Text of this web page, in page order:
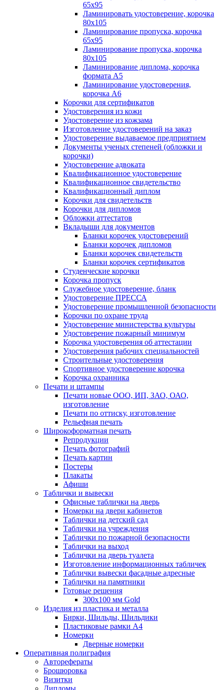
65х95
Ламинировать удостоверение, корочка
80х105
Ламинирование пропуска, корочка
65х95
Ламинирование пропуска, корочка
80х105
Ламинирование диплома, корочка
формата А5
Ламинирование удостоверения,
корочка А6
Корочки для сертификатов
Удостоверения из кожи
Удостоверение из кожзама
Изготовление удостоверений на заказ
Удостоверение выдаваемое предприятием
Документы ученых степеней (обложки и
корочки)
Удостоверение адвоката
Квалификационное удостоверение
Квалификационное свидетельство
Квалификационный диплом
Корочки для свидетельств
Корочки для дипломов
Обложки аттестатов
Вкладыши для документов
Бланки корочек удостоверений
Бланки корочек дипломов
Бланки корочек свидетельств
Бланки корочек сертификатов
Студенческие корочки
Корочка пропуск
Служебное удостоверение, бланк
Удостоверение ПРЕССА
Удостоверение промышленной безопасности
Корочки по охране труда
Удостоверение министерства культуры
Удостоверение пожарный минимум
Корочка удостоверения об аттестации
Удостоверения рабочих специальностей
Строительные удостоверения
Спортивное удостоверение корочка
Корочка охранника
Печати и штампы
Печати новые ООО, ИП, ЗАО, ОАО,
изготовление
Печати по оттиску, изготовление
Рельефная печать
Широкоформатная печать
Репродукции
Печать фотографий
Печать картин
Постеры
Плакаты
Афиши
Таблички и вывески
Офисные таблички на дверь
Номерки на двери кабинетов
Таблички на детский сад
Таблички на учреждения
Таблички по пожарной безопасности
Таблички на выход
Таблички на дверь туалета
Изготовление информационных табличек
Таблички вывески фасадные адресные
Таблички на памятники
Готовые решения
300x100 мм Gold
Изделия из пластика и металла
Бирки, Шильды, Шильдики
Пластиковые рамки А4
Номерки
Дверные номерки
Оперативная полиграфия
Авторефераты
Брошюровка
Визитки
Дипломы